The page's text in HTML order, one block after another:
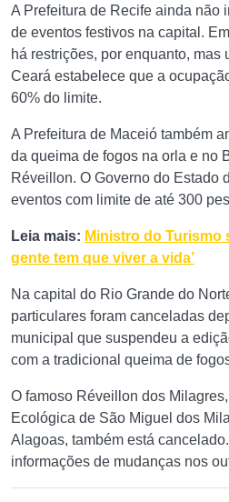
A Prefeitura de Recife ainda não
de eventos festivos na capital.
há restrições, por enquanto, mas
Ceará estabelece que a
60% do limite.
A Prefeitura de Maceió também
da queima de fogos na orla e no
Réveillon. O Governo do Estado
eventos com limite de até 300
Leia mais: Ministro do Turismo
gente tem que viver a vida’
Na capital do Rio Grande do
particulares foram canceladas
municipal que suspendeu a
com a tradicional queima de
O famoso Réveillon dos
Ecológica de São Miguel dos
Alagoas, também está
informações de mudanças nos